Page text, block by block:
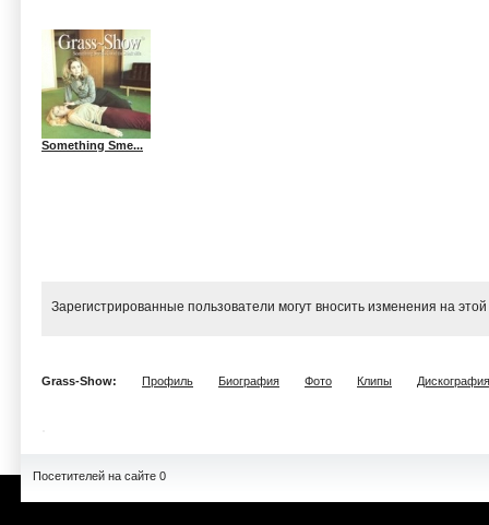
Something Sme...
Зарегистрированные пользователи могут вносить изменения на
Grass-Show: Профиль Биография Фото Клипы Дискография
Посетителей на сайте 0